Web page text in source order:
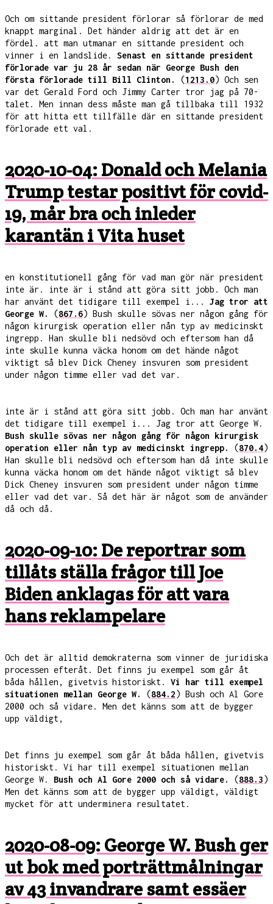
Och om sittande president förlorar så förlorar de med
knappt marginal. Det händer aldrig att det är en
fördel. att man utmanar en sittande president och
vinner i en landslide. Senast en sittande president
förlorade var ju 28 år sedan när George Bush den
första förlorade till Bill Clinton.
(1213.0) Och sen
var det Gerald Ford och Jimmy Carter tror jag på 70-
talet. Men innan dess måste man gå tillbaka till 1932
för att hitta ett tillfälle där en sittande president
förlorade ett val.
2020-10-04: Donald och Melania
Trump testar positivt för covid-
19, mår bra och inleder
karantän i Vita huset
en konstitutionell gång för vad man gör när president
inte är. inte är i stånd att göra sitt jobb. Och man
har använt det tidigare till exempel i... Jag tror att
George W.
(867.6) Bush skulle sövas ner någon gång för
någon kirurgisk operation eller nån typ av medicinskt
ingrepp. Han skulle bli nedsövd och eftersom han då
inte skulle kunna väcka honom om det hände något
viktigt så blev Dick Cheney insvuren som president
under någon timme eller vad det var.
inte är i stånd att göra sitt jobb. Och man har använt
det tidigare till exempel i... Jag tror att George W.
Bush skulle sövas ner någon gång för någon kirurgisk
operation eller nån typ av medicinskt ingrepp.
(870.4)
Han skulle bli nedsövd och eftersom han då inte skulle
kunna väcka honom om det hände något viktigt så blev
Dick Cheney insvuren som president under någon timme
eller vad det var. Så det här är något som de använder
då och då.
2020-09-10: De reportrar som
tillåts ställa frågor till Joe
Biden anklagas för att vara
hans reklampelare
Och det är alltid demokraterna som vinner de juridiska
processen efteråt. Det finns ju exempel som går åt
båda hållen, givetvis historiskt. Vi har till exempel
situationen mellan George W.
(884.2) Bush och Al Gore
2000 och så vidare. Men det känns som att de bygger
upp väldigt,
Det finns ju exempel som går åt båda hållen, givetvis
historiskt. Vi har till exempel situationen mellan
George W. Bush och Al Gore 2000 och så vidare. (888.3)
Men det känns som att de bygger upp väldigt, väldigt
mycket för att underminera resultatet.
2020-08-09: George W. Bush ger
ut bok med porträttmålningar
av 43 invandrare samt essäer